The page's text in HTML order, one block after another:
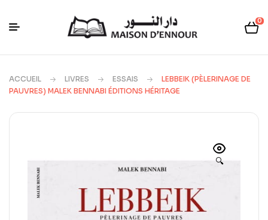
0
ACCUEIL LIVRES ESSAIS
LEBBEIK (PÈLERINAGE DE
PAUVRES) MALEK BENNABI ÉDITIONS HÉRITAGE
🔍